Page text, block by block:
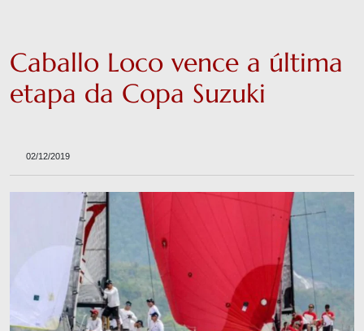
Caballo Loco vence a última
etapa da Copa Suzuki
02/12/2019